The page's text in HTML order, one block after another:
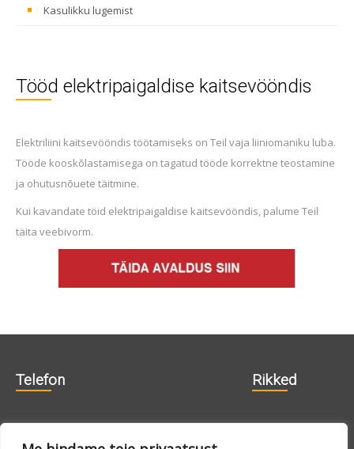
Kasulikku lugemist
Tööd elektripaigaldise kaitsevööndis
Elektriliini kaitsevööndis töötamiseks on Teil vaja liiniomaniku luba.
Tööde kooskõlastamisega on tagatud tööde korrektne teostamine
ja ohutusnõuete täitmine.
Kui kavandate töid elektripaigaldise kaitsevööndis, palume Teil
täita veebivorm.
Telefon Rikked